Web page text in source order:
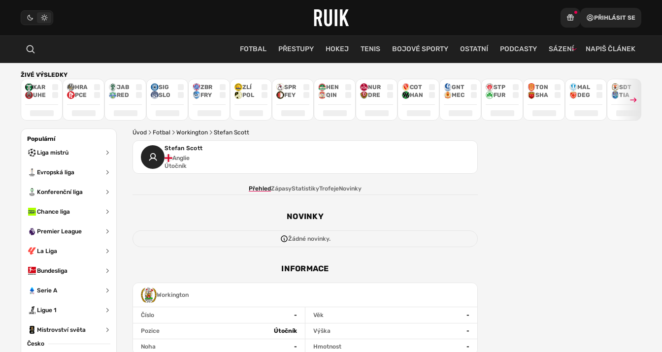
PŘIHLÁSIT SE
FOTBAL PŘESTUPY HOKEJ TENIS BOJOVÉ SPORTY OSTATNÍ PODCASTY SÁZENÍ NAPIŠ ČLÁNEK
ŽIVÉ VÝSLEDKY
KAR
UHE
HRA
PCE
JAB
RED
SIG
SLO
ZBR
FRY
ZLÍ
POL
SPR
FEY
HEN
QIN
NUR
DRE
COT
HAN
GNT
MEC
STP
FUR
TON
SHA
MAL
DEG
SDT
TIA
Populární
Liga mistrů
Evropská liga
Konferenční liga
Chance liga
Premier League
La Liga
Bundesliga
Serie A
Ligue 1
Mistrovství světa
Česko
Úvod Fotbal Workington Stefan Scott
Stefan Scott
Anglie
Útočník
PřehledZápasyStatistikyTrofejeNovinky
NOVINKY
Žádné novinky.
INFORMACE
Workington
Číslo - Věk -
Pozice Útočník Výška -
Noha - Hmotnost -